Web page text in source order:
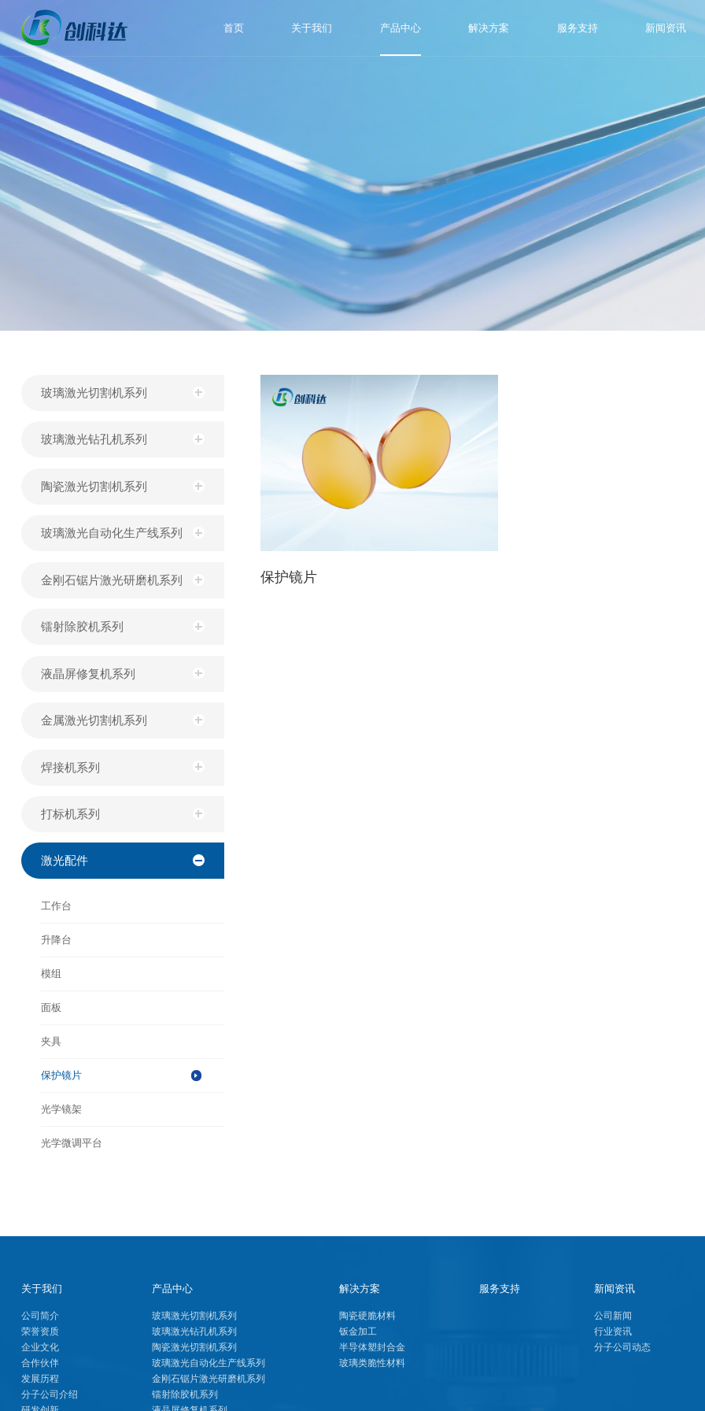
首页 关于我们 产品中心 解决方案 服务支持 新闻资讯
玻璃激光切割机系列
玻璃激光钻孔机系列
陶瓷激光切割机系列
玻璃激光自动化生产线系列
金刚石锯片激光研磨机系列
镭射除胶机系列
液晶屏修复机系列
金属激光切割机系列
焊接机系列
打标机系列
激光配件
工作台
升降台
模组
面板
夹具
保护镜片
光学镜架
光学微调平台
保护镜片
关于我们
公司简介
荣誉资质
企业文化
合作伙伴
发展历程
分子公司介绍
产品中心
玻璃激光切割机系列
玻璃激光钻孔机系列
陶瓷激光切割机系列
玻璃激光自动化生产线系列
金刚石锯片激光研磨机系列
镭射除胶机系列
解决方案
陶瓷硬脆材料
钣金加工
半导体塑封合金
玻璃类脆性材料
服务支持 新闻资讯
公司新闻
行业资讯
分子公司动态